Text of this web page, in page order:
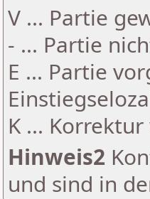
V ... Partie
- ... Partie
E ... Partie
K ...
Hinweis2
und sind in